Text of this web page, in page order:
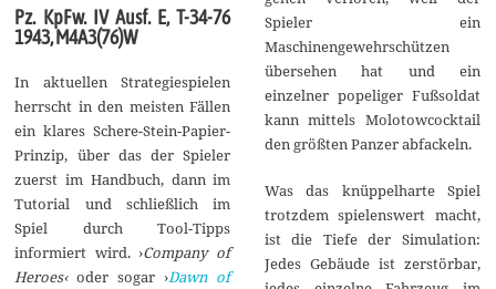
Pz. KpFw. IV Ausf. E, T-34-76
1943, M4A3(76)W
In aktuellen Strategiespielen
herrscht in den meisten Fällen
ein klares Schere-Stein-Papier-
Prinzip, über das der Spieler
zuerst im Handbuch, dann im
Tutorial und schließlich im
Spiel durch Tool-Tipps
informiert wird. ›Company of
Heroes‹oder sogar ›Dawn of
Spieler ein
Maschinengewehrschützen
übersehen hat und ein
einzelner popeliger Fußsoldat
kann mittels Molotowcocktail
den größten Panzer abfackeln.
Was das knüppelharte Spiel
trotzdem spielenswert macht,
ist die Tiefe der Simulation:
Jedes Gebäude ist zerstörbar,